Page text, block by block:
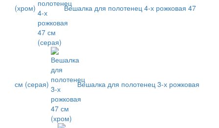
(хром) Вешалка для полотенец 4-х рожковая 47
см (серая) Вешалка для полотенец 3-х рожковая